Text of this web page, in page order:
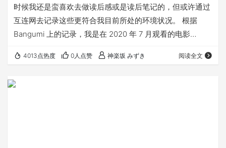
时候我还是蛮喜欢去做读后感或是读后笔记的，但或许通过
互连网去记录这些更符合我目前所处的环境状况。 根据
Bangumi 上的记录，我是在 2020 年 7 月观看的电影
剧。由于近期台湾角川代理并出版 野﨑まど 之前的一些作
更是感受颇深。 请注意，接下来会有轻文学《AMRITA》及
4013点热度 0人点赞 神楽坂 みずき 阅读全文